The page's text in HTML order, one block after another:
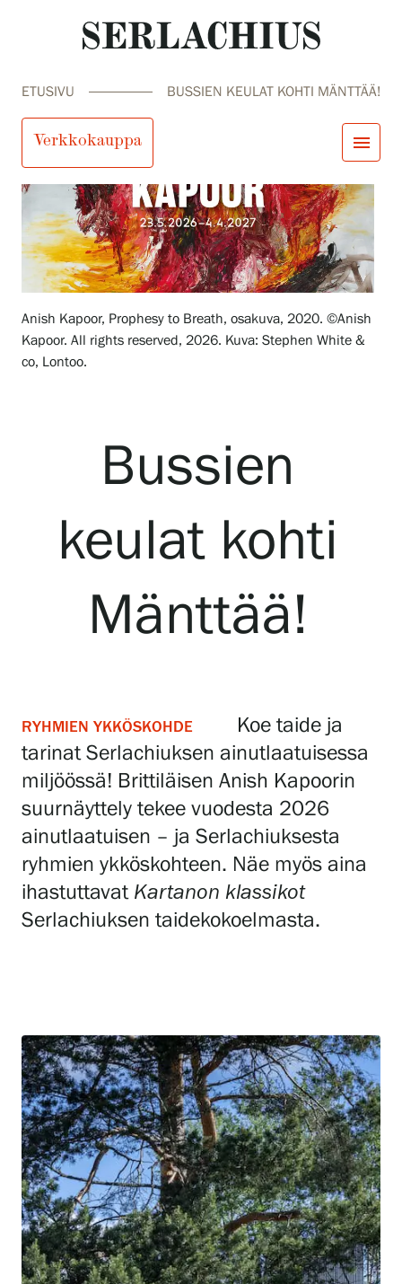
Tule meille
Näyttelyt
Tapahtumat
Palvelumme
Kokoelmat ja museo
Serlachius Residenssi
SERLACHIUS+
ETUSIVU BUSSIEN KEULAT KOHTI MÄNTTÄÄ!
Verkkokauppa menu
close
searchHakufiensvja
Kokoelmat ja museo
SERLACHIUS+
Gösta Serlachiuksen taidesäätiö
Yhteystiedot
Serlachius Art & Sauna Express
Medialle
Vastuullisuus
Esteettömyys
Tietosuoja ja evästeet
Verkkokauppa
Anish Kapoor, Prophesy to Breath, osakuva, 2020. ©Anish
Kapoor. All rights reserved, 2026. Kuva: Stephen White &
co, Lontoo.
Bussien
keulat kohti
Mänttää!
RYHMIEN YKKÖSKOHDE
Koe taide ja
tarinat Serlachiuksen ainutlaatuisessa
miljöössä! Brittiläisen Anish Kapoorin
suurnäyttely tekee vuodesta 2026
ainutlaatuisen – ja Serlachiuksesta
ryhmien ykköskohteen. Näe myös aina
ihastuttavat Kartanon klassikot
Serlachiuksen taidekokoelmasta.